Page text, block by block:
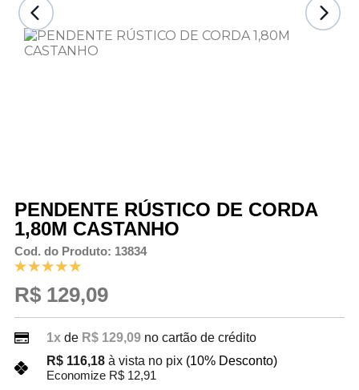
PENDENTE RÚSTICO DE CORDA
1,80M CASTANHO
Cod. do Produto: 13834
R$ 129,09
1xde R$ 129,09 no cartão de crédito
R$ 116,18 à vista no pix (10% Desconto)
Economize R$ 12,91